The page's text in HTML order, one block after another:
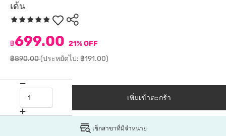
เด้น
฿699.00 21% OFF
฿890.00(ประหยัดไป: ฿191.00)
เพิ่มเข้าตะกร้า
เช็กสาขาที่มีจำหน่าย